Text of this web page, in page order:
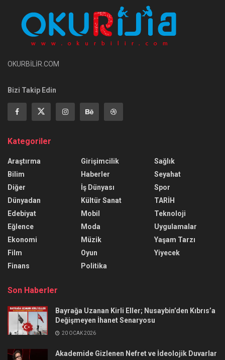
OKURBİLİR.COM
Bizi Takip Edin
Kategoriler
Araştırma
Bilim
Diğer
Dünyadan
Edebiyat
Eğlence
Ekonomi
Film
Finans
Girişimcilik
Haberler
İş Dünyası
Kültür Sanat
Mobil
Moda
Müzik
Oyun
Politika
Sağlık
Seyahat
Spor
TARİH
Teknoloji
Uygulamalar
Yaşam Tarzı
Yiyecek
Son Haberler
Bayrağa Uzanan Kirli Eller; Nusaybin’den Kıbrıs’a
Değişmeyen İhanet Senaryosu
20 OCAK 2026
Akademide Gizlenen Nefret ve İdeolojik Duvarlar